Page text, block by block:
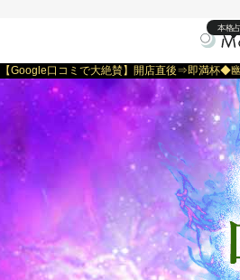
本格
【Google口コミで大絶賛】開店直後⇒即満杯◆